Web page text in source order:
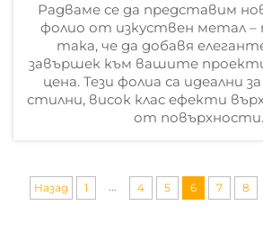
Радваме се да представим
фолио от изкуствен метал –
така, че да добавя
завършек към вашите
цена. Тези фолиа са идеални
стилни, висок клас ефекти
от
Назад 1 ... 4 5 6 7 8